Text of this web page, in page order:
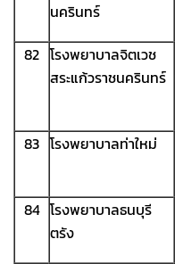
นครินทร์
82 โรงพยาบาลจิตเวช
สระแก้วราชนครินทร์
83 โรงพยาบาลท่าใหม่
84 โรงพยาบาลธนบุรี
ตรัง